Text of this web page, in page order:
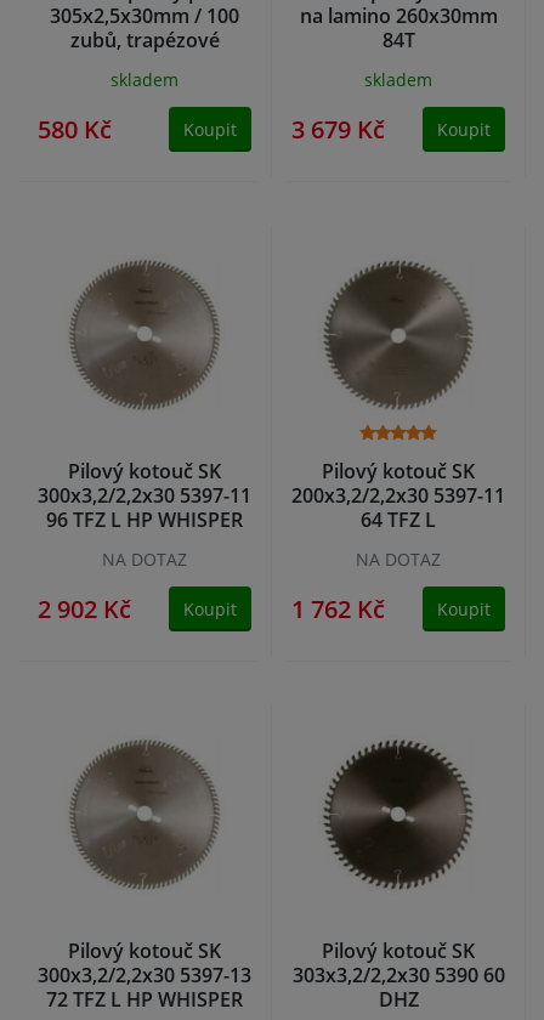
305x2,5x30mm / 100
zubů, trapézové
skladem
580 Kč Koupit
na lamino 260x30mm
84T
skladem
3 679 Kč Koupit
Pilový kotouč SK
300x3,2/2,2x30 5397-11
96 TFZ L HP WHISPER
NA DOTAZ
2 902 Kč Koupit
Pilový kotouč SK
200x3,2/2,2x30 5397-11
64 TFZ L
NA DOTAZ
1 762 Kč Koupit
Pilový kotouč SK
300x3,2/2,2x30 5397-13
72 TFZ L HP WHISPER
Pilový kotouč SK
303x3,2/2,2x30 5390 60
DHZ